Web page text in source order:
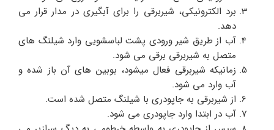
برد الکترونیکی، شیربرقی را برای آبگیری در مدار قرار می
دهد.
آب از طریق شیر ورودی پشت لباسشویی وارد شیلنگ های
متصل به شیربرقی برقی می شود.
زمانیکه شیربرقی فعال میشود، بوبین های آن باز شده و
آب وارد می شود.
از شیربرقی به جاپودری با شیلنگ متصل شده است.
آب در ابتدا وارد جاپودری می شود.